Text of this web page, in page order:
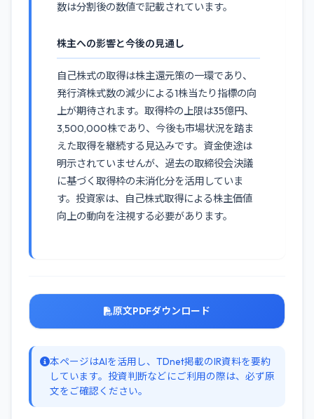
数は分割後の数値で記載されています。
株主への影響と今後の見通し
自己株式の取得は株主還元策の一環であり、
発行済株式数の減少による1株当たり指標の向
上が期待されます。取得枠の上限は35億円、
3,500,000株であり、今後も市場状況を踏ま
えた取得を継続する見込みです。資金使途は
明示されていませんが、過去の取締役会決議
に基づく取得枠の未消化分を活用していま
す。投資家は、自己株式取得による株主価値
向上の動向を注視する必要があります。
原文PDFダウンロード
本ページはAIを活用し、TDnet掲載のIR資料を要約
しています。投資判断などにご利用の際は、必ず原
文をご確認ください。